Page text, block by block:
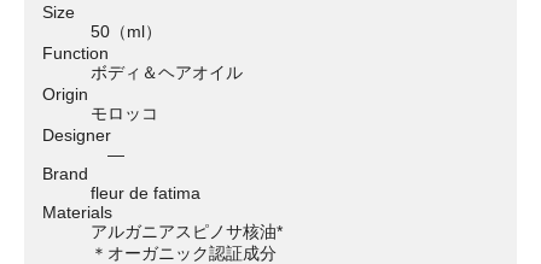
Size
50（ml）
Function
ボディ＆ヘアオイル
Origin
モロッコ
Designer
―
Brand
fleur de fatima
Materials
アルガニアスピノサ核油*
＊オーガニック認証成分